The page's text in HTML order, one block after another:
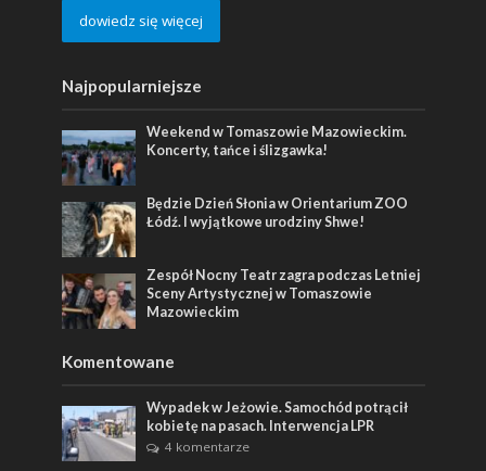
dowiedz się więcej
Najpopularniejsze
Weekend w Tomaszowie Mazowieckim.
Koncerty, tańce i ślizgawka!
Będzie Dzień Słonia w Orientarium ZOO
Łódź. I wyjątkowe urodziny Shwe!
Zespół Nocny Teatr zagra podczas Letniej
Sceny Artystycznej w Tomaszowie
Mazowieckim
Komentowane
Wypadek w Jeżowie. Samochód potrącił
kobietę na pasach. Interwencja LPR
4 komentarze